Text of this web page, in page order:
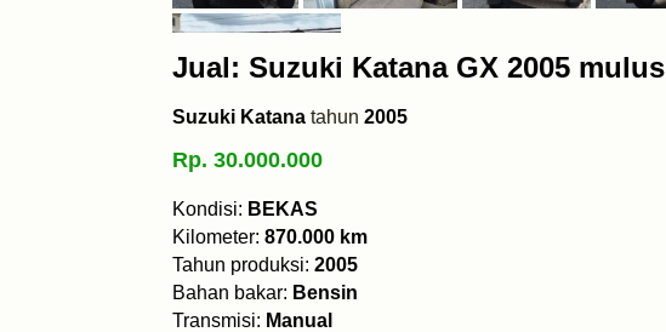
Jual: Suzuki Katana GX 2005 mulus
Suzuki Katana tahun 2005
Rp. 30.000.000
Kondisi: BEKAS
Kilometer: 870.000 km
Tahun produksi: 2005
Bahan bakar: Bensin
Transmisi: Manual